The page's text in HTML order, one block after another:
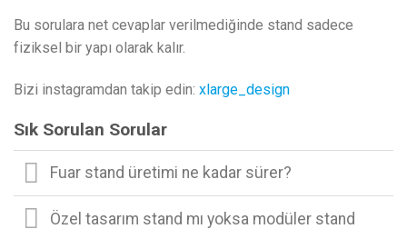
Bu sorulara net cevaplar verilmediğinde stand sadece
fiziksel bir yapı olarak kalır.
Bizi instagramdan takip edin: xlarge_design
Sık Sorulan Sorular
Fuar stand üretimi ne kadar sürer?
Özel tasarım stand mı yoksa modüler stand